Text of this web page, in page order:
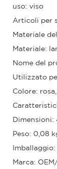
uso: viso
Articoli per
Materiale
Materiale:
Nome del
Utilizzato
Colore:
Dimensioni:
Peso: 0,08
Marca: